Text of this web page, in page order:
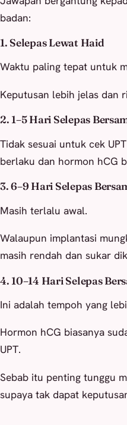
badan:
1. Selepas Lewat Haid
Waktu paling tepat untuk
Keputusan lebih jelas dan
2. 1–5 Hari Selepas
Tidak sesuai untuk cek
berlaku dan hormon hCG
3. 6–9 Hari Selepas
Masih terlalu awal.
Walaupun implantasi
masih rendah dan sukar
4. 10–14 Hari Selepas
Ini adalah tempoh yang
Hormon hCG biasanya
UPT.
Sebab itu penting tunggu
supaya tak dapat